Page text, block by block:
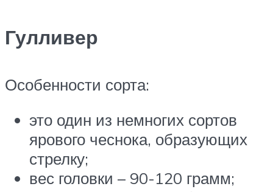
Гулливер
Особенности сорта:
это один из немногих сортов
ярового чеснока, образующих
стрелку;
вес головки – 90-120 грамм;